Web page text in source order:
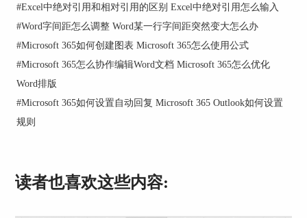
方法适用的前提是图片为嵌入型，如果图片不是嵌
入型，那么需要先右键图片设置成嵌入型。
#Excel中绝对引用和相对引用的区别 Excel中绝对引用怎么输入
#Word字间距怎么调整 Word某一行字间距突然变大怎么办
#Microsoft 365如何创建图表 Microsoft 365怎么使用公式
#Microsoft 365怎么协作编辑Word文档 Microsoft 365怎么优化
Word排版
#Microsoft 365如何设置自动回复 Microsoft 365 Outlook如何设置
规则
读者也喜欢这些内容: